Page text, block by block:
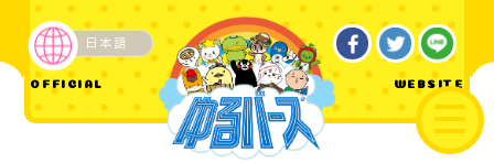
OFFICIAL WEBSITE
日本語
ご当地